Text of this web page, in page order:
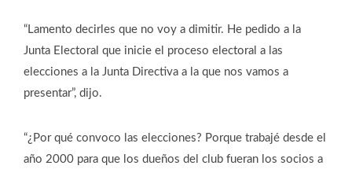
“Lamento decirles que no voy a dimitir. He pedido a la
Junta Electoral que inicie el proceso electoral a las
elecciones a la Junta Directiva a la que nos vamos a
presentar”, dijo.
“¿Por qué convoco las elecciones? Porque trabajé desde el
año 2000 para que los dueños del club fueran los socios a